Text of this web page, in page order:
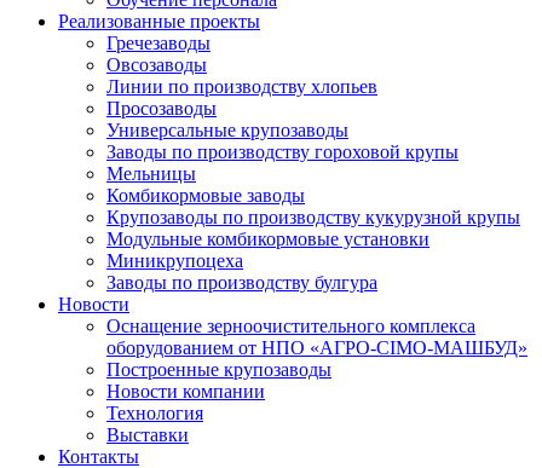
Реализованные проекты
Гречезаводы
Овсозаводы
Линии по производству хлопьев
Просозаводы
Универсальные крупозаводы
Заводы по производству гороховой крупы
Мельницы
Комбикормовые заводы
Крупозаводы по производству кукурузной крупы
Модульные комбикормовые установки
Миникрупоцеха
Заводы по производству булгура
Новости
Оснащение зерноочистительного комплекса
оборудованием от НПО «АГРО-СІМО-МАШБУД»
Построенные крупозаводы
Новости компании
Технология
Выставки
Контакты